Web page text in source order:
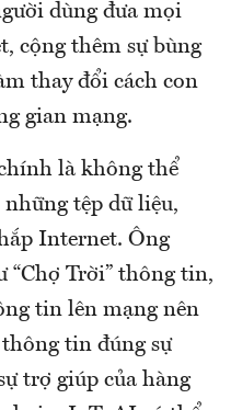
dùng đưa mọi
cộng thêm sự bùng
thay đổi cách con
gian mạng.
là không thể
tệp dữ liệu,
Internet. Ông
Trời” thông tin,
tin lên mạng nên
tin đúng sự
trợ giúp của hàng